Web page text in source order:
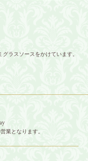
ラスソースをかけています。
業となります。